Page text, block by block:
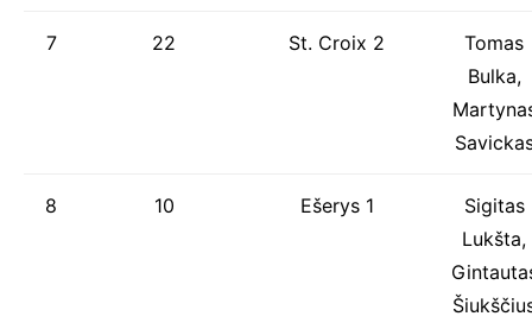
7 22 St. Croix 2
Tomas
Bulka,
8 10 Ešerys 1
Sigitas
Lukšta,